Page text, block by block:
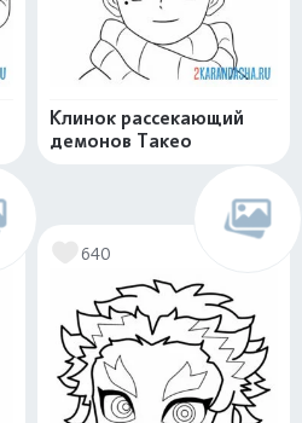
Клинок рассекающий
демонов Такео
640